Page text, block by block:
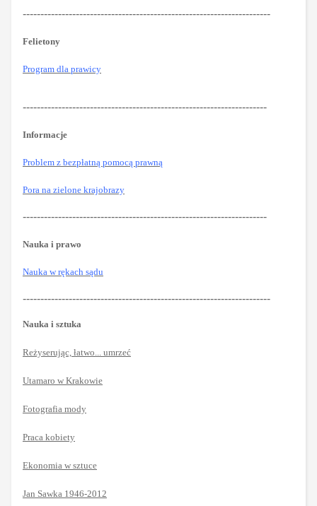
----------------------------------------------------------------------
Felietony
Program dla prawicy
---------------------------------------------------------------------
Informacje
Problem z bezpłatną pomocą prawną
Pora na zielone krajobrazy
---------------------------------------------------------------------
Nauka i prawo
Nauka w rękach sądu
----------------------------------------------------------------------
Nauka i sztuka
Reżyserując, łatwo... umrzeć
Utamaro w Krakowie
Fotografia mody
Praca kobiety
Ekonomia w sztuce
Jan Sawka 1946-2012